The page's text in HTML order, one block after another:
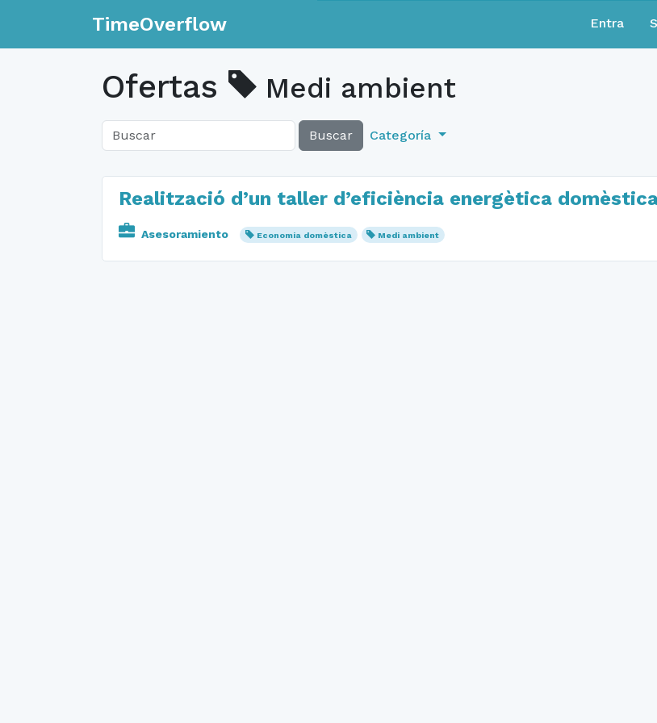
TimeOverflow Entra
Ofertas Medi ambient
Buscar Categoría
Realització d’un taller d’eficiència energètica
Asesoramiento Economia domèstica Medi ambient